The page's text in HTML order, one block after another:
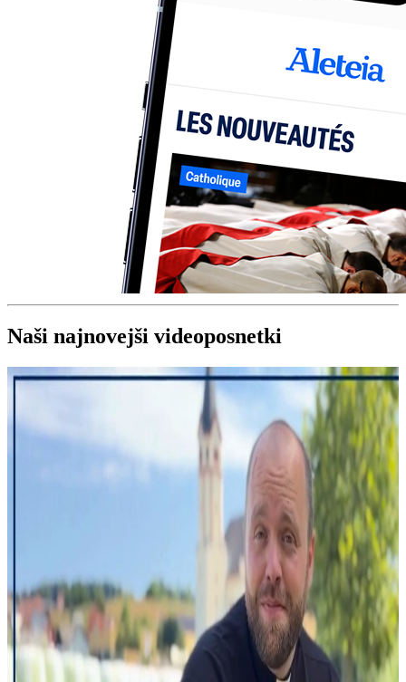
Naši najnovejši videoposnetki